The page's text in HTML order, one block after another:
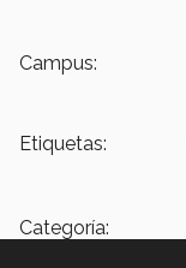
Campus:
Etiquetas:
Categoría: